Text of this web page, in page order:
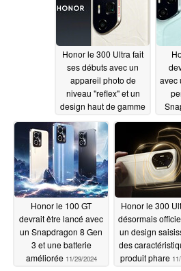
Honor le 300 Ultra fait
ses débuts avec un
appareil photo de
niveau "reflex" et un
design haut de gamme
12/02/2024
avec
Honor le 100 GT
devrait être lancé avec
un Snapdragon 8 Gen
3 et une batterie
améliorée 11/29/2024
Honor le 300
désormais
un design
des
produit phare